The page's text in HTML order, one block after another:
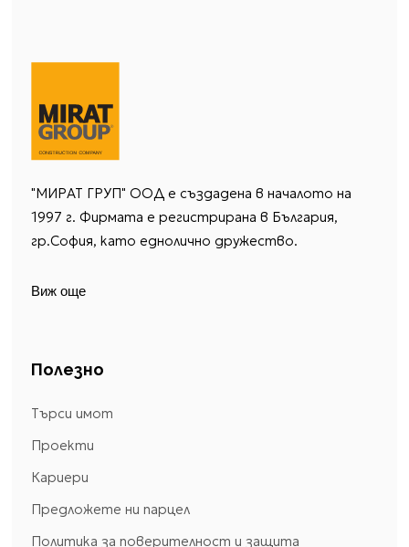
"МИРАТ ГРУП" ООД е създадена в началото на
1997 г. Фирмата е регистрирана в България,
гр.София, като еднолично дружество.
Виж още
Полезно
Търси имот
Проекти
Кариери
Предложете ни парцел
Политика за поверителност и защита